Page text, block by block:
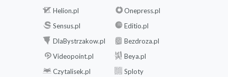
Helion.pl
Onepress.pl
Sensus.pl
Editio.pl
DlaBystrzakow.pl
Bezdroza.pl
Videopoint.pl
Beya.pl
Czytalisek.pl
Sploty